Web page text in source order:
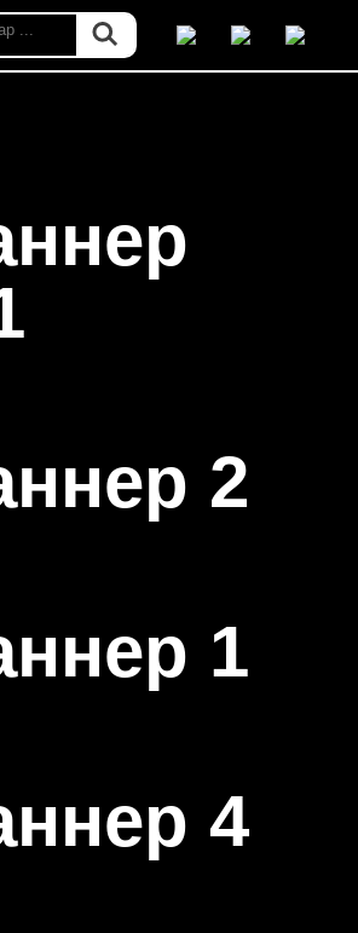
2
1
4